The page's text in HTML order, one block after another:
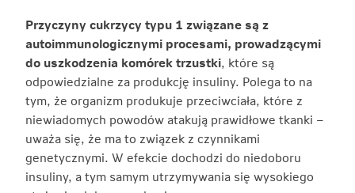
Przyczyny cukrzycy typu 1 związane są z
autoimmunologicznymi procesami, prowadzącymi
do uszkodzenia komórek trzustki, które są
odpowiedzialne za produkcję insuliny. Polega to na
tym, że organizm produkuje przeciwciała, które z
niewiadomych powodów atakują prawidłowe tkanki –
uważa się, że ma to związek z czynnikami
genetycznymi. W efekcie dochodzi do niedoboru
insuliny, a tym samym utrzymywania się wysokiego